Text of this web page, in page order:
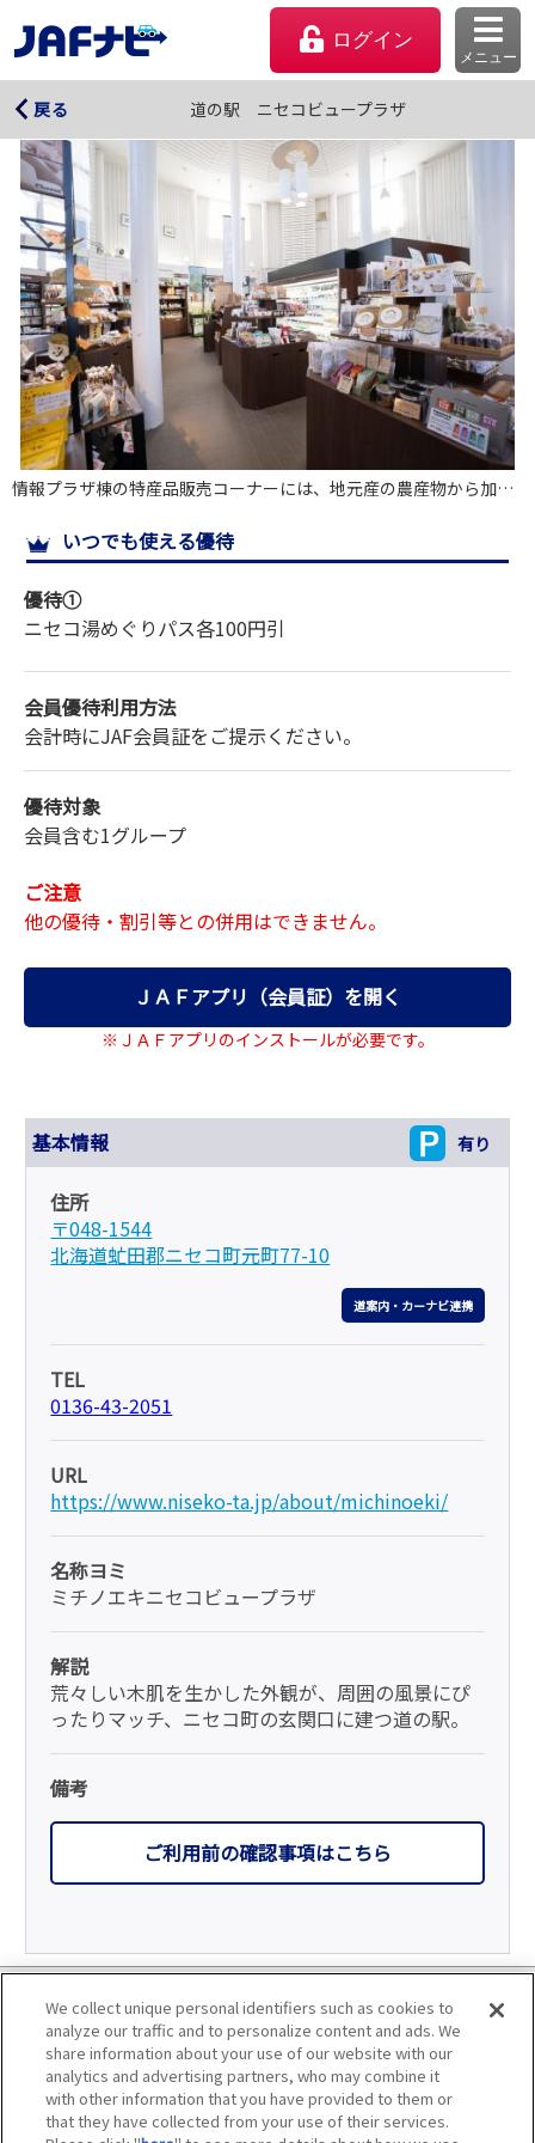
ログイン
メニュー
マイページ
会員優待のご利用方法
サイトマップ
戻る 道の駅 ニセコビュープラザ
道の駅 ニセコビュープラザ
情報プラザ棟の特産品販売コーナーには、地元産の農産物から加工食品まで多彩なおみやげ品が盛りだくさん！
いつでも使える優待
優待①
ニセコ湯めぐりパス各100円引
会員優待利用方法
会計時にJAF会員証をご提示ください。
優待対象
会員含む1グループ
ご注意
他の優待・割引等との併用はできません。
ＪＡＦアプリ（会員証）を開く
※ＪＡＦアプリのインストールが必要です。
基本情報 有り
住所
〒048-1544
北海道虻田郡ニセコ町元町77-10
道案内・カーナビ連携
TEL
0136-43-2051
URL
https://www.niseko-ta.jp/about/michinoeki/
名称ヨミ
ミチノエキニセコビュープラザ
解説
荒々しい木肌を生かした外観が、周囲の風景にぴ
ったりマッチ、ニセコ町の玄関口に建つ道の駅。
備考
ご利用前の確認事項はこちら
個人情報の取り扱いについて
会員優待サービスの提携をご検討の方へ
We collect unique personal identifiers such as cookies to
analyze our traffic and to personalize content and ads. We
share information about your use of our website with our
analytics and advertising partners, who may combine it
with other information that you have provided to them or
that they have collected from your use of their services.